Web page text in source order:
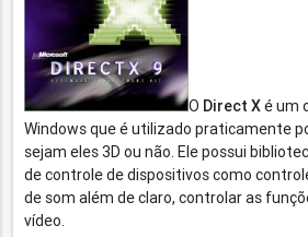
O Direct Xé um
Windows que é utilizado praticamente
sejam eles 3D ou não. Ele possui
de controle de dispositivos como
de som além de claro, controlar as
vídeo.